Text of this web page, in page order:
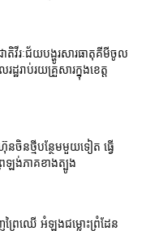
តិ​វីរៈជ័យ​បង្ហូរ​សារធាតុ​គីមី​ចូល​
ដ្ឋ​រាប់រយ​គ្រួសារ​ក្នុង​ខេត្ត
ន​ចិន​ថ្មី​បន្ថែម​មួយទៀត ធ្វើ​
ៃ​ឡង់​ភាគ​ខាងត្បូង
រៃឈើ អំឡុង​ជម្លោះ​ព្រំដែន​